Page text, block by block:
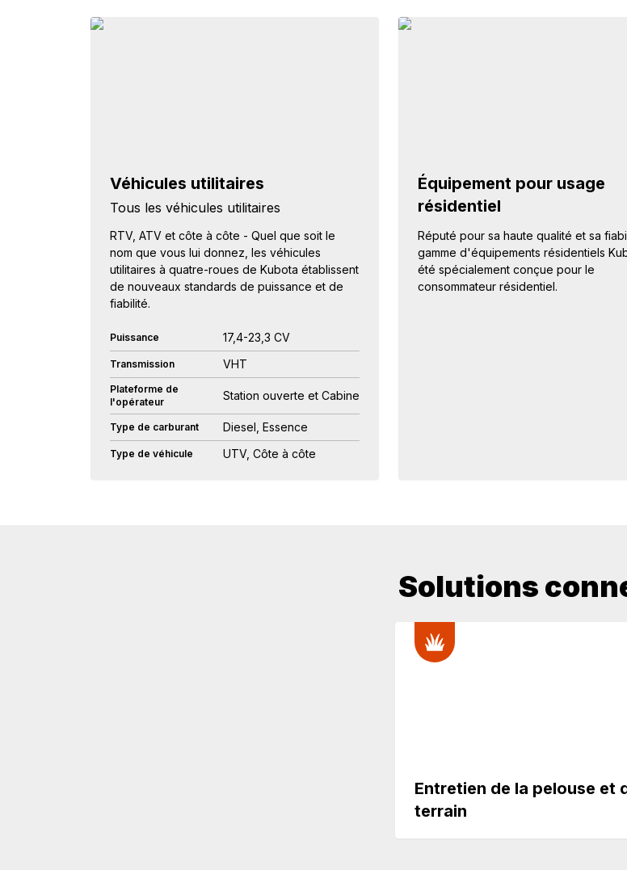
Véhicules utilitaires
Tous les véhicules utilitaires
RTV, ATV et côte à côte - Quel que soit le
nom que vous lui donnez, les véhicules
utilitaires à quatre-roues de Kubota établissent
de nouveaux standards de puissance et de
fiabilité.
Puissance 17,4-23,3 CV
Transmission VHT
Plateforme de
l'opérateur
Station ouverte et Cabine
Type de carburant Diesel, Essence
Type de véhicule UTV, Côte à côte
Équipement pour usage
résidentiel
Réputé pour sa haute qualité et sa
gamme d'équipements résidentiels
été spécialement conçue pour le
consommateur résidentiel.
Solutions
Entretien de la pelouse et
terrain